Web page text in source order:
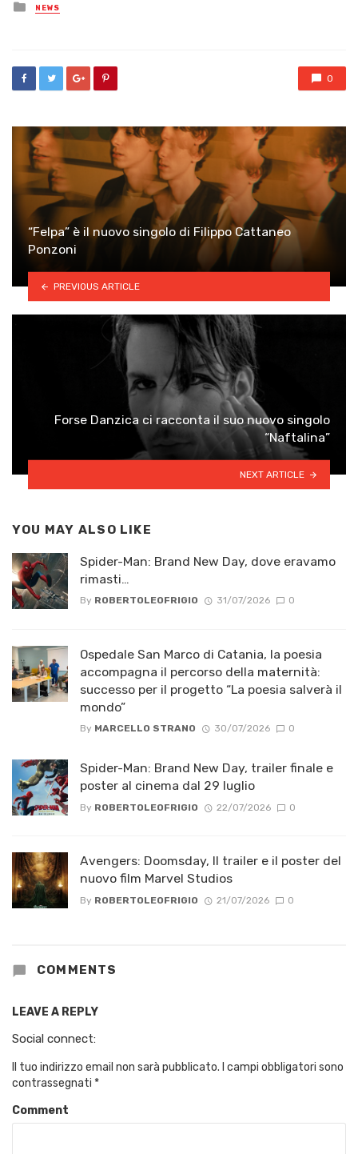
Posted
in
NEWS
0
“Felpa” è il nuovo singolo di Filippo Cattaneo
Ponzoni
PREVIOUS ARTICLE
Forse Danzica ci racconta il suo nuovo singolo
“Naftalina”
NEXT ARTICLE
YOU MAY ALSO LIKE
Spider-Man: Brand New Day, dove eravamo
rimasti…
By ROBERTOLEOFRIGIO 31/07/2026 0
Ospedale San Marco di Catania, la poesia
accompagna il percorso della maternità:
successo per il progetto “La poesia salverà il
mondo”
By MARCELLO STRANO 30/07/2026 0
Spider-Man: Brand New Day, trailer finale e
poster al cinema dal 29 luglio
By ROBERTOLEOFRIGIO 22/07/2026 0
Avengers: Doomsday, Il trailer e il poster del
nuovo film Marvel Studios
By ROBERTOLEOFRIGIO 21/07/2026 0
COMMENTS
LEAVE A REPLY
Social connect:
Il tuo indirizzo email non sarà pubblicato. I campi obbligatori sono
contrassegnati *
Comment